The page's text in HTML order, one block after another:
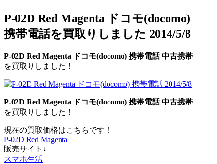
P-02D Red Magenta ドコモ(docomo)
携帯電話を買取りしました 2014/5/8
P-02D Red Magenta ドコモ(docomo) 携帯電話中古携帯
を買取りしました！
P-02D Red Magenta ドコモ(docomo) 携帯電話中古携帯
を買取りしました！
現在の買取価格はこちらです！
P-02D Red Magenta
販売サイト↓
スマホ生活